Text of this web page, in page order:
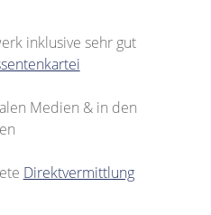
inklusive sehr gut
Medien & in den
Direktvermittlung